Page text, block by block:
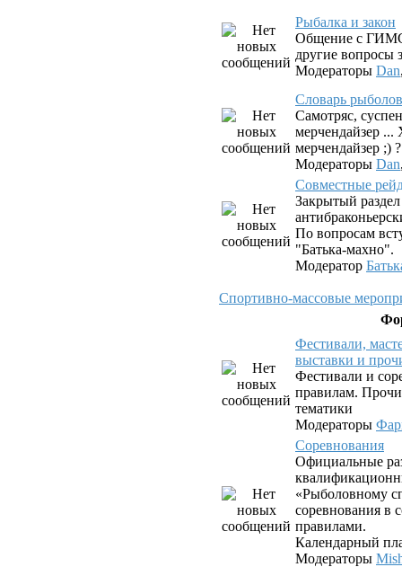
Рыбалка и закон
Общение с
другие вопросы
Модераторы Dan
Словарь
Самотряс,
мерчендайзер ...
мерчендайзер ;) ?
Модераторы Dan
Совместные
Закрытый
По вопросам
"Батька-махно".
Модератор
Спортивно-массовые
Фестивали,
выставки и
Фестивали и
правилам.
тематики
Модераторы
Соревнования
Официальные
«Рыболовному
соревнования в
правилами.
Календарный
Модераторы